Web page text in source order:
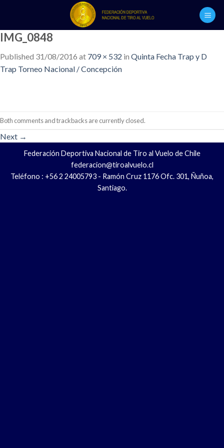
content
IMG_0848
Published 31/08/2016 at 709 × 532 in Quinta Fecha Trap y D
Trap Torneo Nacional / Concepción
Both comments and trackbacks are currently closed.
Next →
Federación Deportiva Nacional de Tiro al Vuelo de Chile
federacion@tiroalvuelo.cl
Teléfono : +56 2 24005793 - Ramón Cruz 1176 Ofc. 301, Ñuñoa,
Santiago.